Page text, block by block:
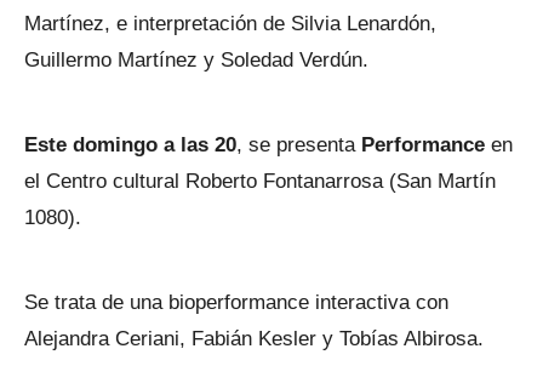
Martínez, e interpretación de Silvia Lenardón,
Guillermo Martínez y Soledad Verdún.
Este domingo a las 20, se presenta Performance en
el Centro cultural Roberto Fontanarrosa (San Martín
1080).
Se trata de una bioperformance interactiva con
Alejandra Ceriani, Fabián Kesler y Tobías Albirosa.